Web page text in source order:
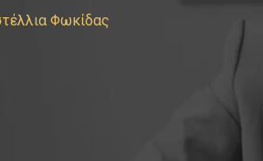
Φωκίδας